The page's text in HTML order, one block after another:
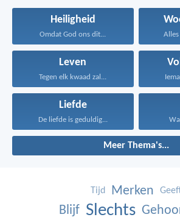
Heiligheid
Omdat God ons dit...
Leven
Tegen elk kwaad zal...
Liefde
De liefde is geduldig...
Meer Thema's...
Tijd Merken
Blijf Slechts